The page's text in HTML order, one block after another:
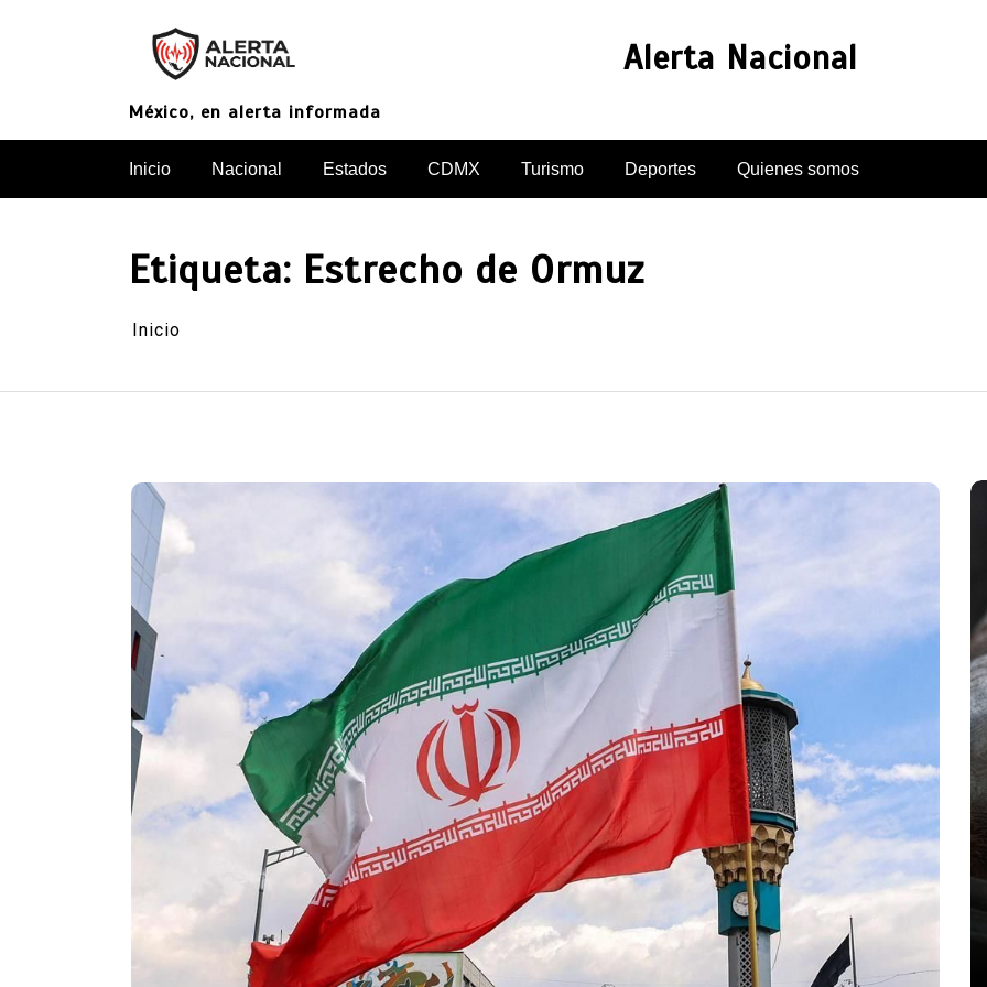
Alerta Nacional
México, en alerta informada
Inicio Nacional Estados CDMX Turismo Deportes Quienes somos
Etiqueta: Estrecho de Ormuz
Inicio
En Animales Principal
Rescatan a un hipopótamo
bebé en Colombia: fue hallado
solo, deshidratado y en estado
crítico
agosto 7, 2026 761 palabras